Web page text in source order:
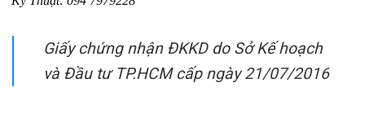
Giấy chứng nhận ĐKKD do Sở Kế hoạch
và Đầu tư TP.HCM cấp ngày 21/07/2016